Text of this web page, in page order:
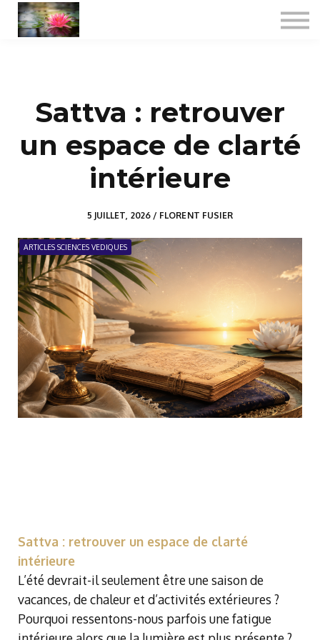
Formations certifiantes
Se connecter
Sattva : retrouver
un espace de clarté
intérieure
5 JUILLET, 2026 / FLORENT FUSIER
ARTICLES SCIENCES VEDIQUES
Sattva : retrouver un espace de clarté
intérieure
L’été devrait-il seulement être une saison de
vacances, de chaleur et d’activités extérieures ?
Pourquoi ressentons-nous parfois une fatigue